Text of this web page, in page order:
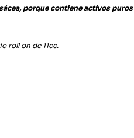
porque contiene activos
roll on de 11cc.